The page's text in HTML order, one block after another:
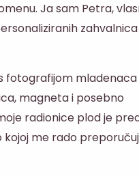
Ja sam Petra,
fotografijom mladenaca
magneta i posebno
radionice plod je
kojoj me rado